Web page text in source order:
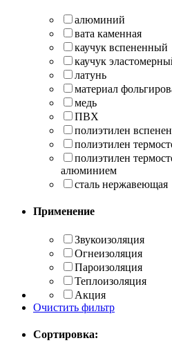
алюминий
вата каменная
каучук вспененный
каучук
латунь
материал
медь
ПВХ
полиэтилен
полиэтилен
полиэтилен
алюминием
сталь нержавеющая
Применение
Звукоизоляция
Огнеизоляция
Пароизоляция
Теплоизоляция
Акция
Очистить фильтр
Сортировка: